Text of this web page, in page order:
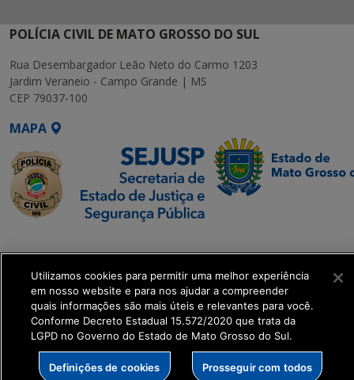
POLÍCIA CIVIL DE MATO GROSSO DO SUL
Rua Desembargador Leão Neto do Carmo 1203
Jardim Veraneio - Campo Grande | MS
CEP 79037-100
MAPA
Transformação Digital
get_footer();
Utilizamos cookies para permitir uma melhor experiência
em nosso website e para nos ajudar a compreender
quais informações são mais úteis e relevantes para você.
Conforme Decreto Estadual 15.572/2020 que trata da
LGPD no Governo do Estado de Mato Grosso do Sul.
Definições de cookies Prosseguir com todos